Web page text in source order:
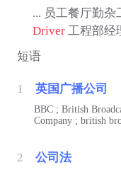
... 员工餐厅勤杂
Driver工程部经
短语
1 英国广播公司
BBC ; British
Company ; british
2 公司法